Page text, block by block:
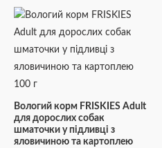
Вологий корм FRISKIES Adult
для дорослих собак
шматочки у підливці з
яловичиною та картоплею